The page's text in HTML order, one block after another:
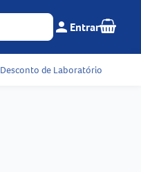
Menu do cliente e
person Entrar Seu
Desconto de Laboratório